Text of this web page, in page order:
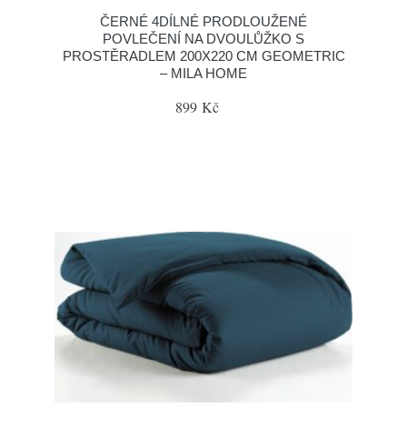
ČERNÉ 4DÍLNÉ PRODLOUŽENÉ
POVLEČENÍ NA DVOULŮŽKO S
PROSTĚRADLEM 200X220 CM GEOMETRIC
– MILA HOME
899 Kč